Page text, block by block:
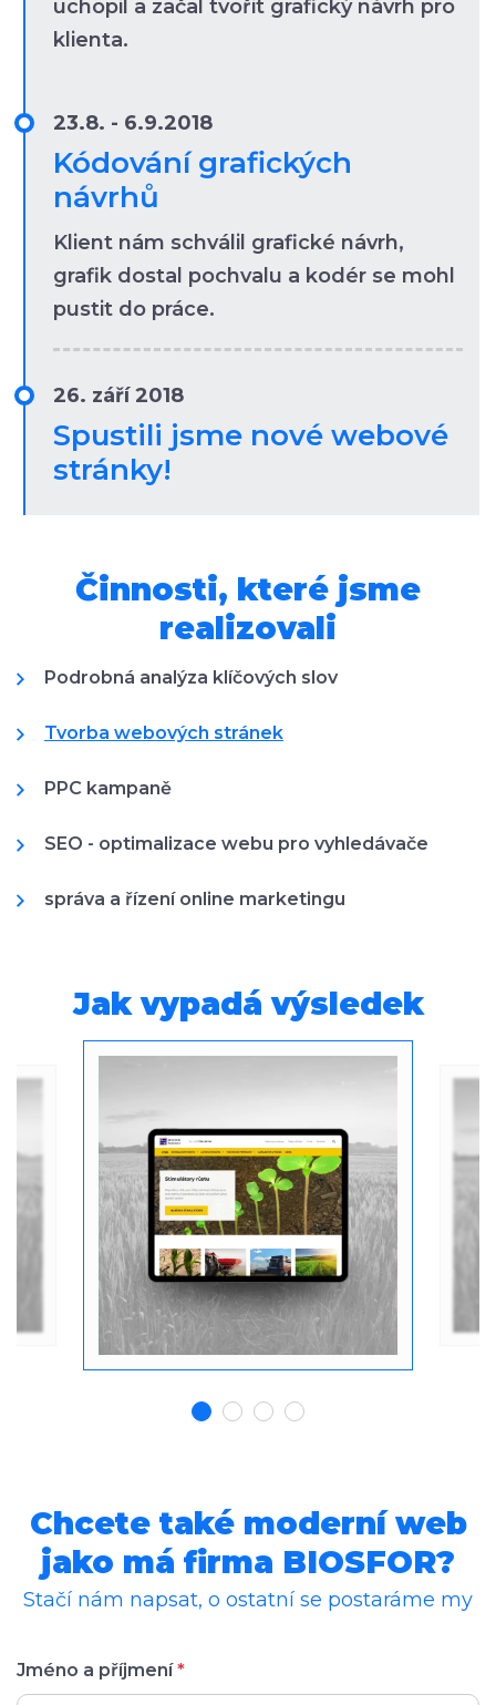
uchopil a začal tvořit grafický návrh pro
klienta.
23.8. - 6.9.2018
Kódování grafických
návrhů
Klient nám schválil grafické návrh,
grafik dostal pochvalu a kodér se mohl
pustit do práce.
26. září 2018
Spustili jsme nové webové
stránky!
Činnosti, které jsme
realizovali
Podrobná analýza klíčových slov
Tvorba webových stránek
PPC kampaně
SEO - optimalizace webu pro vyhledávače
správa a řízení online marketingu
Jak vypadá výsledek
Chcete také moderní web
jako má firma BIOSFOR?
Stačí nám napsat, o ostatní se postaráme my
Jméno a příjmení*